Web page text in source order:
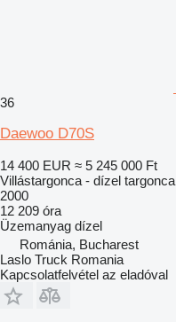
36
Daewoo D70S
14 400 EUR ≈ 5 245 000 Ft
Villástargonca - dízel targonca
2000
12 209 óra
Üzemanyag dízel
Románia, Bucharest
Laslo Truck Romania
Kapcsolatfelvétel az eladóval